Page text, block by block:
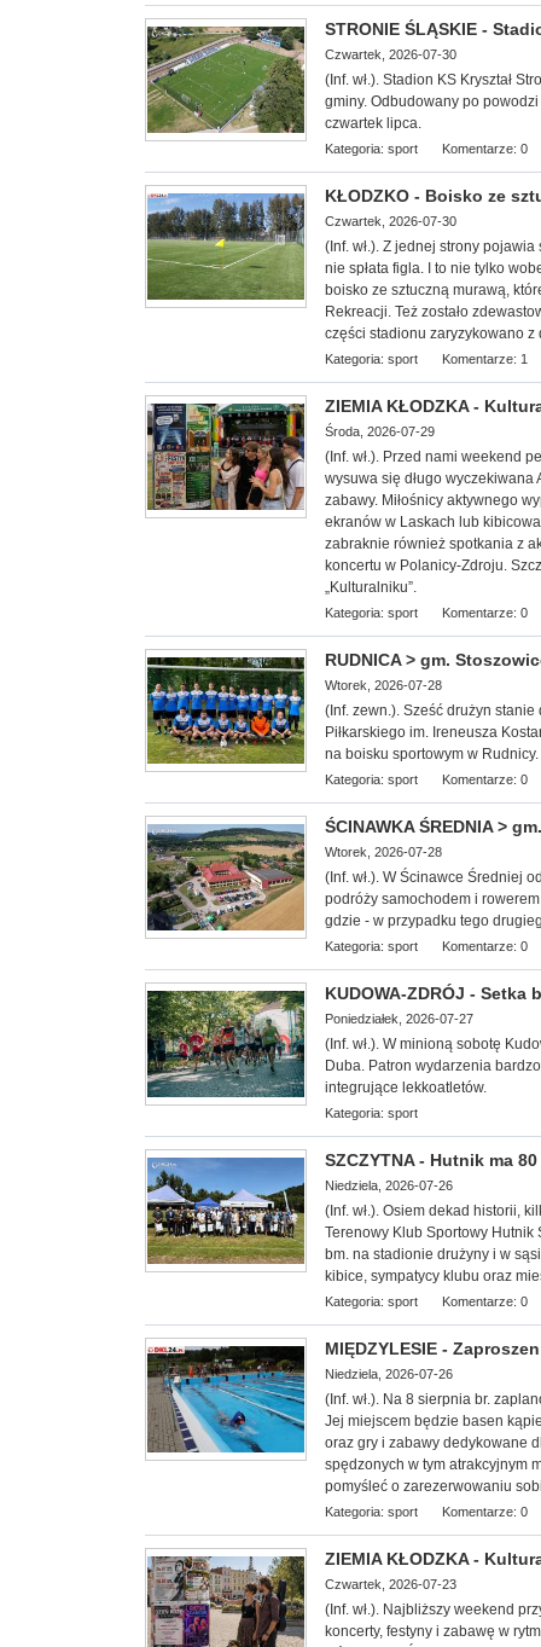
STRONIE ŚLĄSKIE -
Czwartek, 2026-07-30
(Inf. wł.). Stadion KS Kryształ
gminy. Odbudowany po
czwartek lipca.
Kategoria: sport Komentarze: 0
KŁODZKO - Boisko ze
Czwartek, 2026-07-30
(Inf. wł.). Z jednej strony
nie spłata figla. I to nie tylko
boisko ze sztuczną murawą,
Rekreacji. Też zostało
części stadionu zaryzykowano
Kategoria: sport Komentarze: 1
ZIEMIA KŁODZKA -
Środa, 2026-07-29
(Inf. wł.). Przed nami weekend
wysuwa się długo
zabawy. Miłośnicy aktywnego
ekranów w Laskach lub
zabraknie również spotkania z
koncertu w Polanicy-Zdroju.
„Kulturalniku”.
Kategoria: sport Komentarze: 0
RUDNICA > gm.
Wtorek, 2026-07-28
(Inf. zewn.). Sześć drużyn
Piłkarskiego im. Ireneusza
na boisku sportowym w Rudnicy.
Kategoria: sport Komentarze: 0
ŚCINAWKA ŚREDNIA >
Wtorek, 2026-07-28
(Inf. wł.). W Ścinawce Średniej
podróży samochodem i
gdzie - w przypadku tego
Kategoria: sport Komentarze: 0
KUDOWA-ZDRÓJ -
Poniedziałek, 2026-07-27
(Inf. wł.). W minioną sobotę
Duba. Patron wydarzenia
integrujące lekkoatletów.
Kategoria: sport
SZCZYTNA - Hutnik ma
Niedziela, 2026-07-26
(Inf. wł.). Osiem dekad historii,
Terenowy Klub Sportowy Hutnik
bm. na stadionie drużyny i w
kibice, sympatycy klubu oraz
Kategoria: sport Komentarze: 0
MIĘDZYLESIE -
Niedziela, 2026-07-26
(Inf. wł.). Na 8 sierpnia br.
Jej miejscem będzie basen
oraz gry i zabawy dedykowane
spędzonych w tym atrakcyjnym
pomyśleć o zarezerwowaniu
Kategoria: sport Komentarze: 0
ZIEMIA KŁODZKA -
Czwartek, 2026-07-23
(Inf. wł.). Najbliższy weekend
koncerty, festyny i zabawę w